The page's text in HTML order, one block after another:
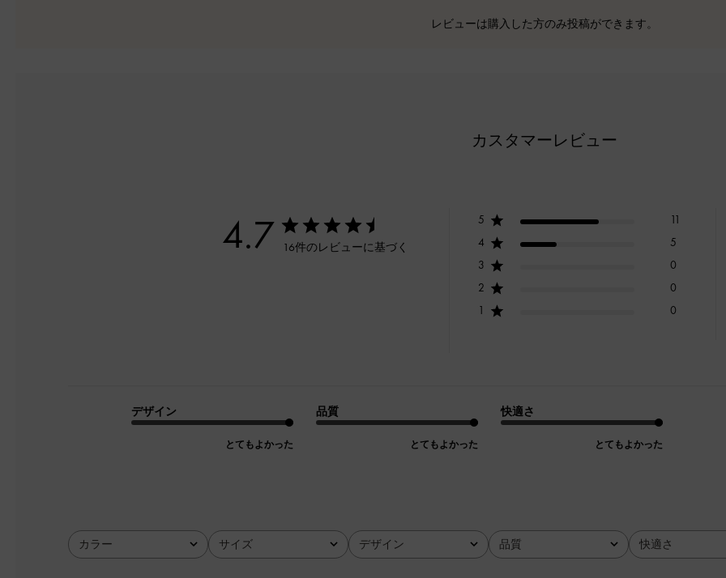
レビューは購入した方のみ投稿ができます。
カスタマーレビュー
4.7 16件のレビューに基づく
5
11
4
5
3
0
2
0
1
0
デザイン
とてもよかった
品質
とてもよかった
快適さ
とてもよかった
カラー
全て サイズ
全て デザイン
全て 品質
全て 快適さ
全て